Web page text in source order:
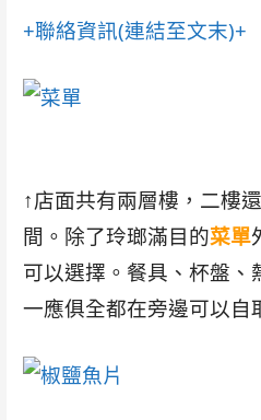
+聯絡資訊(連結至文末)+
↑店面共有兩層樓，二樓
間。除了玲瑯滿目的菜單
可以選擇。餐具、杯盤、
一應俱全都在旁邊可以自